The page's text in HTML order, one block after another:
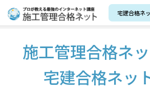
宅建合格ネ
施工管理合格ネ
宅建合格ネッ